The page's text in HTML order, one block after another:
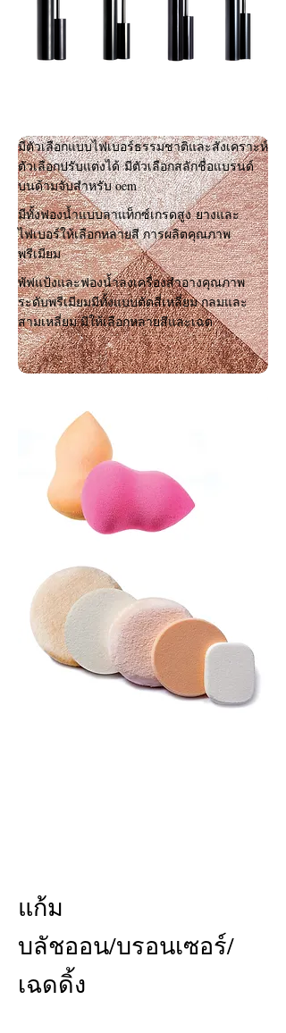
มีตัวเลือกแบบไฟเบอร์ธรรมชาติและสังเคราะห์
ตัวเลือกปรับแต่งได้ มีตัวเลือกสลักชื่อแบรนด์
บนด้ามจับสำหรับ oem
มีทั้งฟองน้ำแบบลาแท็กซ์เกรดสูง ยางและ
ไฟเบอร์ให้เลือกหลายสี การผลิตคุณภาพ
พรีเมียม
พัฟแป้งและฟองน้ำลงเครื่องสำอางคุณภาพ
ระดับพรีเมียมมีทั้งแบบตัดสี่เหลี่ยม กลมและ
สามเหลี่ยม มีให้เลือกหลายสีและเฉด
แก้ม
บลัชออน/บรอนเซอร์/
เฉดดิ้ง